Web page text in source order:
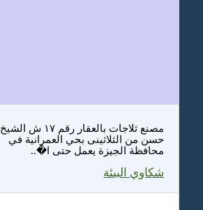
مصنع ثلاجات بالعقار رقم ١٧ ش الشيخ
حسن من الثلاثينى بحي العمرانية في
محافظة الجيزة يعمل حتى ا�..
شكاوي البيئة